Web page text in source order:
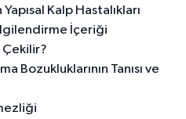
Kalp Hastalıkları
İçeriği
Çekilir?
Bozukluklarının Tanısı ve